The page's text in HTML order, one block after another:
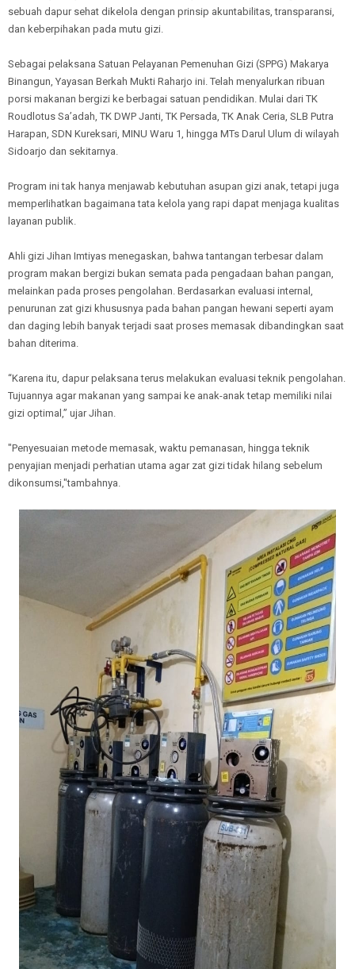
sebuah dapur sehat dikelola dengan prinsip akuntabilitas, transparansi,
dan keberpihakan pada mutu gizi.
Sebagai pelaksana Satuan Pelayanan Pemenuhan Gizi (SPPG) Makarya
Binangun, Yayasan Berkah Mukti Raharjo ini. Telah menyalurkan ribuan
porsi makanan bergizi ke berbagai satuan pendidikan. Mulai dari TK
Roudlotus Sa’adah, TK DWP Janti, TK Persada, TK Anak Ceria, SLB Putra
Harapan, SDN Kureksari, MINU Waru 1, hingga MTs Darul Ulum di wilayah
Sidoarjo dan sekitarnya.
Program ini tak hanya menjawab kebutuhan asupan gizi anak, tetapi juga
memperlihatkan bagaimana tata kelola yang rapi dapat menjaga kualitas
layanan publik.
Ahli gizi Jihan Imtiyas menegaskan, bahwa tantangan terbesar dalam
program makan bergizi bukan semata pada pengadaan bahan pangan,
melainkan pada proses pengolahan. Berdasarkan evaluasi internal,
penurunan zat gizi khususnya pada bahan pangan hewani seperti ayam
dan daging lebih banyak terjadi saat proses memasak dibandingkan saat
bahan diterima.
“Karena itu, dapur pelaksana terus melakukan evaluasi teknik pengolahan.
Tujuannya agar makanan yang sampai ke anak-anak tetap memiliki nilai
gizi optimal,” ujar Jihan.
"Penyesuaian metode memasak, waktu pemanasan, hingga teknik
penyajian menjadi perhatian utama agar zat gizi tidak hilang sebelum
dikonsumsi,"tambahnya.